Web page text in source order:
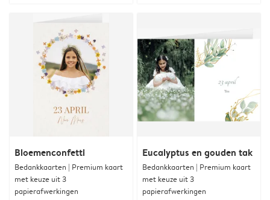
Bloemenconfetti
Bedankkaarten | Premium kaart
met keuze uit 3
papierafwerkingen
Eucalyptus en gouden tak
Bedankkaarten | Premium kaart
met keuze uit 3
papierafwerkingen